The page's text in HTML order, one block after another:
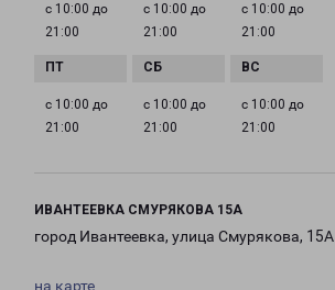
с 10:00 до
21:00
с 10:00 до
21:00
с 10:00 до
21:00
с 10:00 до
21:00
с 10:00 до
21:00
с 10:00 до
21:00
ИВАНТЕЕВКА СМУРЯКОВА 15А
город Ивантеевка, улица Смурякова, 15А
на карте